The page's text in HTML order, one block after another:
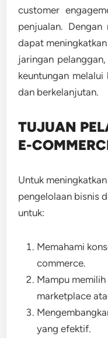
customer
penjualan.
dapat
jaringan
keuntungan
dan berkelanjutan.
TUJUAN
E-
Untuk
pengelolaan bisnis
untuk:
Memahami
commerce.
Mampu
marketplace
yang efektif.